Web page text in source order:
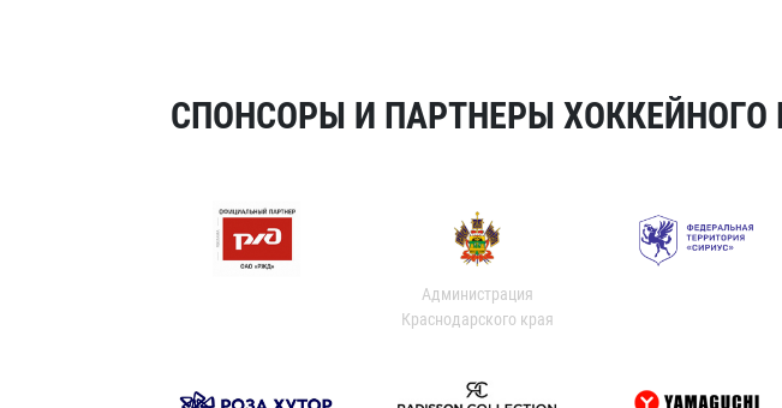
СПОНСОРЫ И ПАРТНЕРЫ ХОККЕЙНОГО
Администрация
Краснодарского края